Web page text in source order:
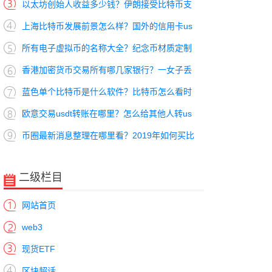
以太坊创始人收益多少钱？伊朗接受比特币支
上海比特币发展前景怎么样？国外的信用卡us
所有电子虚拟币的名称大全？纪念币材质定制
香港加密货币交易所有哪几家银行？一女子丢
蓝色单个比特币是什么软件？比特币怎么看时
欧意交易usdt转账在哪里？怎么给其他人转us
币圈最新消息整理在哪里看？2019年如何买比
二级栏目
网站首页
web3
现货ETF